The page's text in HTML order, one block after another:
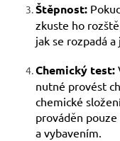
Štěpnost:
zkuste ho
jak se rozpadá
Chemický test:
nutné provést
chemické
prováděn
a vybavením.